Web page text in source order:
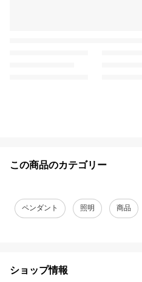
この商品のカテゴリー
ペンダント 照明 商品
ショップ情報